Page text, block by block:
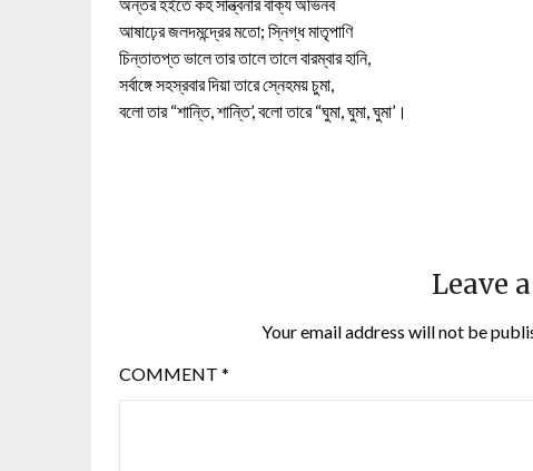
আষাঢ়ের জলদমন্দ্রের মতো; স্নিগ্ধ মাতৃপাণি
চিন্তাতপ্ত ভালে তার তালে তালে বারম্বার হানি,
সর্বাঙ্গে সহস্রবার দিয়া তারে স্নেহময় চুমা,
বলো তার “শান্তি, শান্তি’, বলো তারে “ঘুমা, ঘুমা, ঘুমা’।
Leave
Your email address will not be
COMMENT *